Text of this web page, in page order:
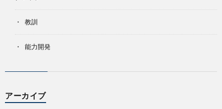
教訓
能力開発
アーカイブ